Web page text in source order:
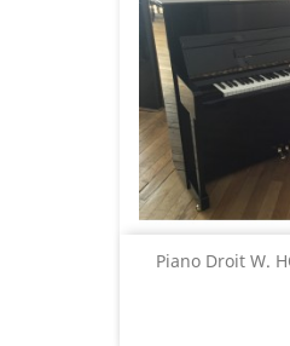
Piano Droit W.